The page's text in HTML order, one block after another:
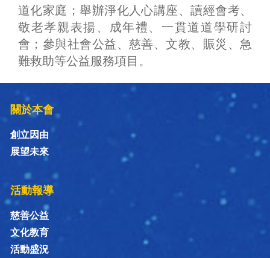
道化家庭；舉辦淨化人心講座、讀經會考、
敬老孝親表揚、成年禮、一貫道道學研討
會；參與社會公益、慈善、文教、賑災、急
難救助等公益服務項目。
關於本會
創立因由
展望未來
活動報導
慈善公益
文化教育
活動盛況